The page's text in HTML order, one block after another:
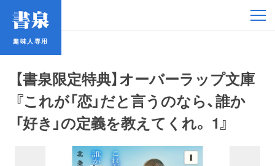
趣味人専用
【書泉限定特典】オーバーラップ文庫
『これが「恋」だと言うのなら、誰か
「好き」の定義を教えてくれ。 1』
趣味人専用